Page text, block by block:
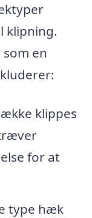
klipning.
en
klippes
for at
type hæk